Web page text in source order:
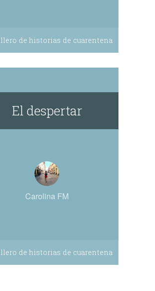
de historias de cuarentena
El despertar
Carolina FM
de historias de cuarentena